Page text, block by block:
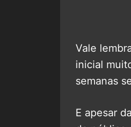
Vale
inicial
semanas
E apesar